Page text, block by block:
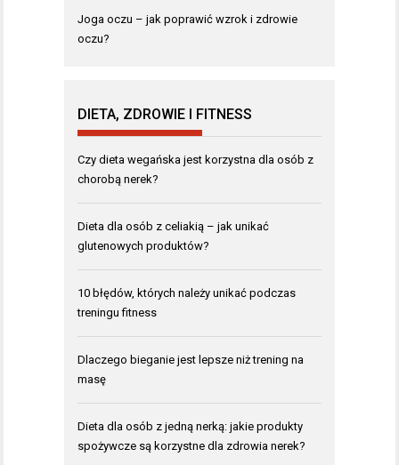
Joga oczu – jak poprawić wzrok i zdrowie
oczu?
DIETA, ZDROWIE I FITNESS
Czy dieta wegańska jest korzystna dla osób z
chorobą nerek?
Dieta dla osób z celiakią – jak unikać
glutenowych produktów?
10 błędów, których należy unikać podczas
treningu fitness
Dlaczego bieganie jest lepsze niż trening na
masę
Dieta dla osób z jedną nerką: jakie produkty
spożywcze są korzystne dla zdrowia nerek?